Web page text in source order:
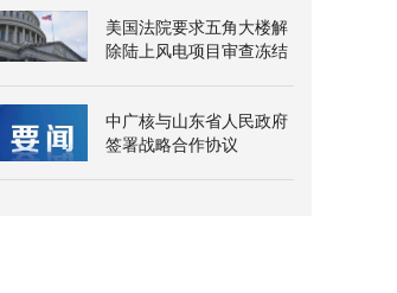
美国法院要求五角大楼解
除陆上风电项目审查冻结
中广核与山东省人民政府
签署战略合作协议